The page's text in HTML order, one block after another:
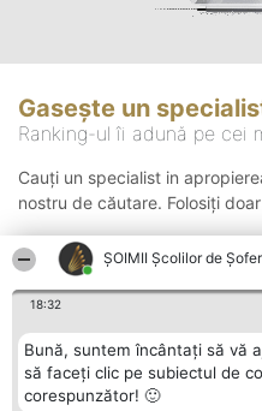
ŞOIMII Școlilor de
18:32
Bună, suntem încântați să vă
să faceți clic pe subiectul de
corespunzător! 🙂
Gasește un
Ranking-ul îi adună pe cei
Cauți un specialist in
nostru de căutare. Folosiți